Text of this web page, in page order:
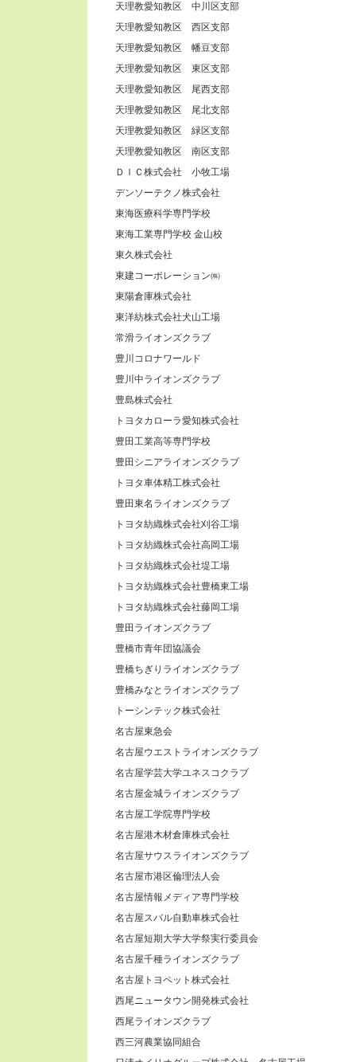
天理教愛知教区 中川区支部
天理教愛知教区 西区支部
天理教愛知教区 幡豆支部
天理教愛知教区 東区支部
天理教愛知教区 尾西支部
天理教愛知教区 尾北支部
天理教愛知教区 緑区支部
天理教愛知教区 南区支部
ＤＩＣ株式会社 小牧工場
デンソーテクノ株式会社
東海医療科学専門学校
東海工業専門学校 金山校
東久株式会社
東建コーポレーション㈱
東陽倉庫株式会社
東洋紡株式会社犬山工場
常滑ライオンズクラブ
豊川コロナワールド
豊川中ライオンズクラブ
豊島株式会社
トヨタカローラ愛知株式会社
豊田工業高等専門学校
豊田シニアライオンズクラブ
トヨタ車体精工株式会社
豊田東名ライオンズクラブ
トヨタ紡織株式会社刈谷工場
トヨタ紡織株式会社高岡工場
トヨタ紡織株式会社堤工場
トヨタ紡織株式会社豊橋東工場
トヨタ紡織株式会社藤岡工場
豊田ライオンズクラブ
豊橋市青年団協議会
豊橋ちぎりライオンズクラブ
豊橋みなとライオンズクラブ
トーシンテック株式会社
名古屋東急会
名古屋ウエストライオンズクラブ
名古屋学芸大学ユネスコクラブ
名古屋金城ライオンズクラブ
名古屋工学院専門学校
名古屋港木材倉庫株式会社
名古屋サウスライオンズクラブ
名古屋市港区倫理法人会
名古屋情報メディア専門学校
名古屋スバル自動車株式会社
名古屋短期大学大学祭実行委員会
名古屋千種ライオンズクラブ
名古屋トヨペット株式会社
西尾ニュータウン開発株式会社
西尾ライオンズクラブ
西三河農業協同組合